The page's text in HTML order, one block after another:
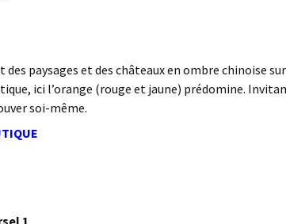
paysages et des châteaux en ombre chinoise
ici l’orange (rouge et jaune) prédomine.
soi-même.